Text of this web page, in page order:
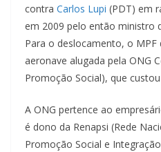
contra Carlos Lupi (PDT) em
em 2009 pelo então ministro
Para o deslocamento, o MPF
aeronave alugada pela ONG
Promoção Social), que
A ONG pertence ao
é dono da Renapsi (Rede
Promoção Social e